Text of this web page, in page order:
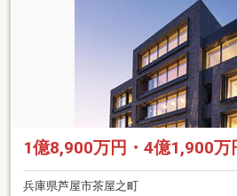
1億8,900万円・4億1,900万
兵庫県芦屋市茶屋之町